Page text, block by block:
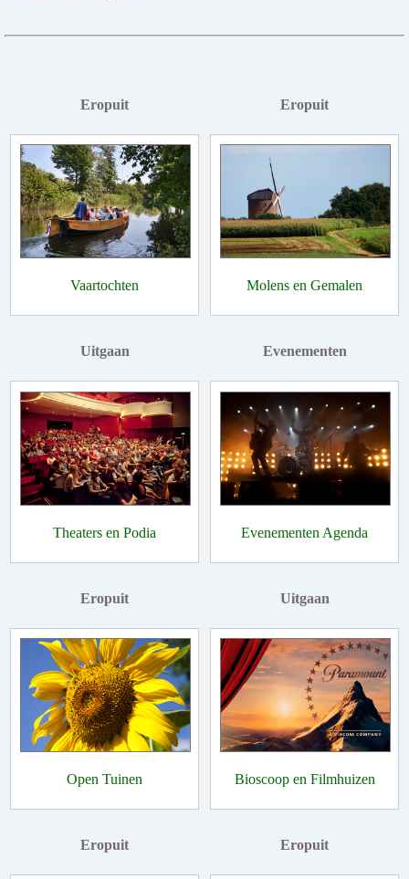
Eropuit
Vaartochten
Eropuit
Molens en Gemalen
Uitgaan
Theaters en Podia
Evenementen
Evenementen Agenda
Eropuit
Open Tuinen
Uitgaan
Bioscoop en Filmhuizen
Eropuit Eropuit